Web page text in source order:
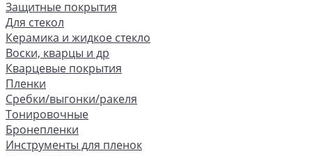
Защитные покрытия
Для стекол
Керамика и жидкое стекло
Воски, кварцы и др
Кварцевые покрытия
Пленки
Сребки/выгонки/ракеля
Тонировочные
Бронепленки
Инструменты для пленок